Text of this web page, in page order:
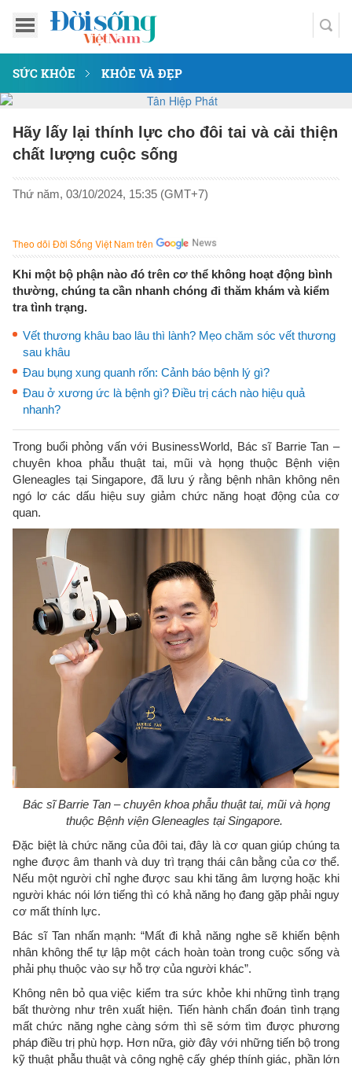
SỨC KHỎE KHỎE VÀ ĐẸP
Hãy lấy lại thính lực cho đôi tai và cải thiện
chất lượng cuộc sống
Thứ năm, 03/10/2024, 15:35 (GMT+7)
Theo dõi Đời Sống Việt Nam trên
Khi một bộ phận nào đó trên cơ thể không hoạt động bình
thường, chúng ta cần nhanh chóng đi thăm khám và kiểm
tra tình trạng.
Vết thương khâu bao lâu thì lành? Mẹo chăm sóc vết thương
sau khâu
Đau bụng xung quanh rốn: Cảnh báo bệnh lý gì?
Đau ở xương ức là bệnh gì? Điều trị cách nào hiệu quả
nhanh?
Trong buổi phỏng vấn với BusinessWorld, Bác sĩ Barrie Tan –
chuyên khoa phẫu thuật tai, mũi và họng thuộc Bệnh viện
Gleneagles tại Singapore, đã lưu ý rằng bệnh nhân không nên
ngó lơ các dấu hiệu suy giảm chức năng hoạt động của cơ
quan.
Bác sĩ Barrie Tan – chuyên khoa phẫu thuật tai, mũi và họng
thuộc Bệnh viện Gleneagles tại Singapore.
Đặc biệt là chức năng của đôi tai, đây là cơ quan giúp chúng ta
nghe được âm thanh và duy trì trạng thái cân bằng của cơ thể.
Nếu một người chỉ nghe được sau khi tăng âm lượng hoặc khi
người khác nói lớn tiếng thì có khả năng họ đang gặp phải nguy
cơ mất thính lực.
Bác sĩ Tan nhấn mạnh: “Mất đi khả năng nghe sẽ khiến bệnh
nhân không thể tự lập một cách hoàn toàn trong cuộc sống và
phải phụ thuộc vào sự hỗ trợ của người khác”.
Không nên bỏ qua việc kiểm tra sức khỏe khi những tình trạng
bất thường như trên xuất hiện. Tiến hành chẩn đoán tình trạng
mất chức năng nghe càng sớm thì sẽ sớm tìm được phương
pháp điều trị phù hợp. Hơn nữa, giờ đây với những tiến bộ trong
kỹ thuật phẫu thuật và công nghệ cấy ghép thính giác, phần lớn